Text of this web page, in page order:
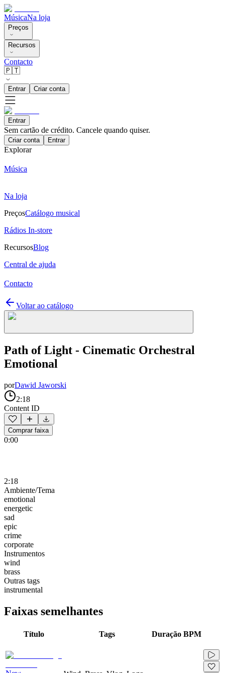
MúsicaNa loja
Preços
Recursos
Contacto
🇵🇹
Entrar Criar conta
Entrar
Sem cartão de crédito. Cancele quando quiser.
Criar conta Entrar
Explorar
Música
Na loja
PreçosCatálogo musical
Rádios In-store
RecursosBlog
Central de ajuda
Contacto
Voltar ao catálogo
Path of Light - Cinematic Orchestral
Emotional
porDawid Jaworski
2:18
Content ID
Comprar faixa
0:00
2:18
Ambiente/Tema
emotional
energetic
sad
epic
crime
corporate
Instrumentos
wind
brass
Outras tags
instrumental
Faixas semelhantes
Título Tags Duração BPM